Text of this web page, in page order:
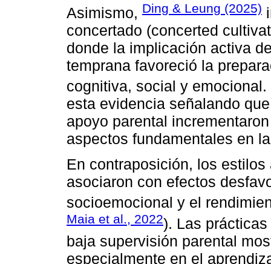
Asimismo, Ding & Leung (2025)
concertado (concerted
donde la implicación activa
temprana favoreció la
cognitiva, social y emocional.
esta evidencia señalando
apoyo parental
aspectos fundamentales en
En contraposición, los
asociaron con efectos
socioemocional y el
Maia et al., 2022). Las
baja supervisión parental
especialmente en el